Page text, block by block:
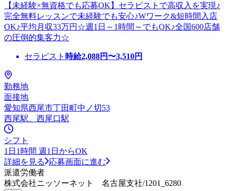
【未経験×無資格でも応募OK】セラピストで高収入を実現♪
完全無料レッスンで未経験でも安心♪Wワーク&短時間入店
OK♪平均月収33万円☆週1日～1時間～でもOK♪全国600店舗
の圧倒的集客力☆
セラピスト 時給2,088円〜3,510円
勤務地
面接地
愛知県西尾市丁田町中ノ切53
西尾駅、西尾口駅
シフト
1日1時間 週1日からOK
詳細を見る
応募画面に進む
派遣労働者
株式会社ニッソーネット 名古屋支社/1201_6280